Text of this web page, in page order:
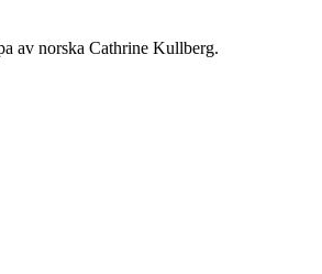
av norska Cathrine Kullberg.